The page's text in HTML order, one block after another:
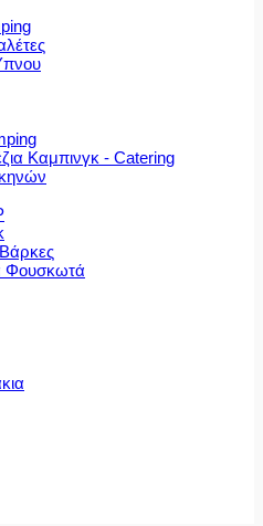
Καμπινγκ - Catering
Φουσκωτά